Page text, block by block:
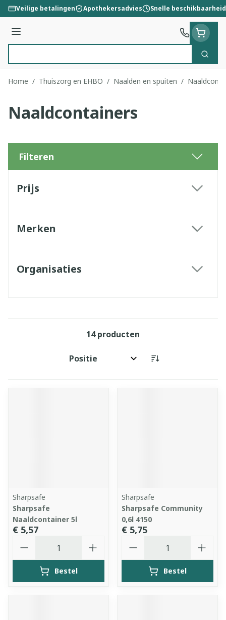
Ga naar de inhoud
Veilige betalingen Apothekersadvies Snelle beschikbaarheid
Menu
Zoek
Home / Thuiszorg en EHBO / Naalden en spuiten /
Naaldcontainers
Filteren
Prijs
Merken
Organisaties
14producten
Sorteer op:
Sharpsafe
Sharpsafe
Naaldcontainer 5l
€ 5,57
Bestel
Sharpsafe
Sharpsafe Community
0,6l 4150
€ 5,75
Bestel